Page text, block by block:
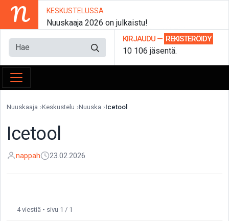
N KESKUSTELUSSA
Nuuskaaja 2026 on julkaistu!
KIRJAUDU — REKISTERÖIDY
10 106 jäsentä.
Nuuskaaja Keskustelu Nuuska Icetool
Icetool
nappah 23.02.2026
4 viestiä • sivu 1 / 1